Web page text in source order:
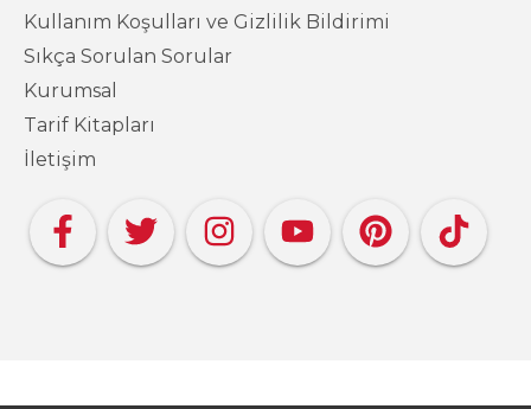
Kullanım Koşulları ve Gizlilik Bildirimi
Sıkça Sorulan Sorular
Kurumsal
Tarif Kitapları
İletişim